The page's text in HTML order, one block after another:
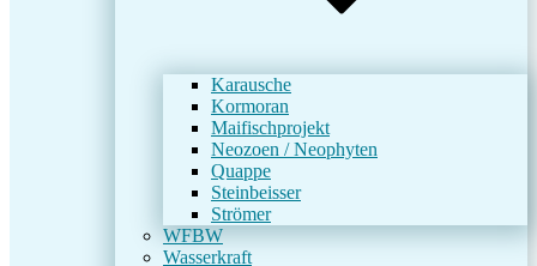
Karausche
Kormoran
Maifischprojekt
Neozoen / Neophyten
Quappe
Steinbeisser
Strömer
WFBW
Wasserkraft